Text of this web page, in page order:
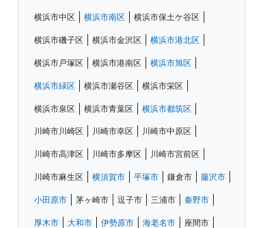
横浜市中区 横浜市南区 横浜市保土ケ谷区
横浜市磯子区 横浜市金沢区 横浜市港北区
横浜市戸塚区 横浜市港南区 横浜市旭区
横浜市緑区 横浜市瀬谷区 横浜市栄区
横浜市泉区 横浜市青葉区 横浜市都筑区
川崎市川崎区 川崎市幸区 川崎市中原区
川崎市高津区 川崎市多摩区 川崎市宮前区
川崎市麻生区 横須賀市 平塚市 鎌倉市 藤沢市
小田原市 茅ヶ崎市 逗子市 三浦市 秦野市
厚木市 大和市 伊勢原市 海老名市 座間市